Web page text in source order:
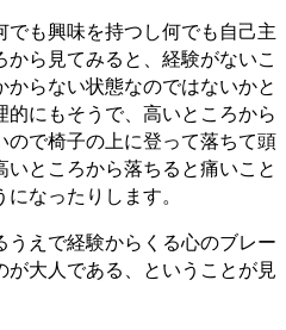
も興味を持つし何でも自己主
ら見てみると、経験がないこ
らない状態なのではないかと
にもそうで、高いところから
で椅子の上に登って落ちて頭
ところから落ちると痛いこと
なったりします。
えで経験からくる心のブレー
大人である、ということが見